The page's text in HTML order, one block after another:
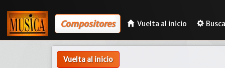
Compositores Vuelta al inicio
Vuelta al inicio